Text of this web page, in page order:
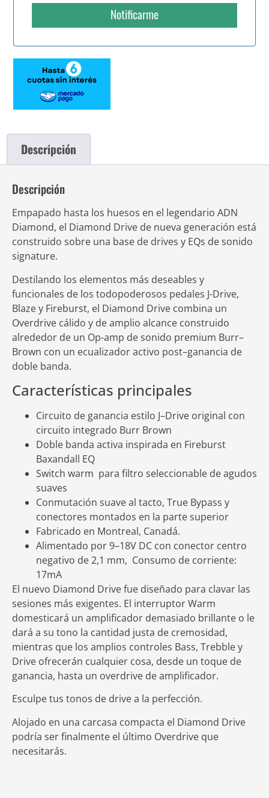
Notificarme
Descripción
Descripción
Empapado hasta los huesos en el legendario ADN
Diamond, el Diamond Drive de nueva generación está
construido sobre una base de drives y EQs de sonido
signature.
Destilando los elementos más deseables y
funcionales de los todopoderosos pedales J-Drive,
Blazey Fireburst, el Diamond Drive combina un
Overdrive cálido y deamplio alcance construido
alrededor de un Op-amp de sonido premium Burr–
Brown con un ecualizadoractivo post–ganancia de
doble banda.
Características principales
Circuito de ganancia estilo J–Drive original con
circuito integrado Burr Brown
Doble banda activa inspirada en Fireburst
Baxandall EQ
Switch warm para filtro seleccionable deagudos
suaves
Conmutación suaveal tacto, True Bypass y
conectores montados en la partesuperior
Fabricado en Montreal, Canadá.
Alimentado por9–18V DC con conector centro
negativo de2,1 mm, Consumo de corriente:
17mA
El nuevo Diamond Drivefue diseñado para clavar las
sesiones más exigentes. El interruptorWarm
domesticará un amplificador demasiado brillante o le
dará a su tono la cantidad justa de cremosidad,
mientras que los amplios controles Bass, Trebbley
Drive ofrecerán cualquier cosa, desde un toque de
ganancia, hasta un overdrive deamplificador.
Esculpetus tonos de drivea la perfección.
Alojado en una carcasa compacta el Diamond Drive
podría serfinalmente el último Overdrive que
necesitarás.